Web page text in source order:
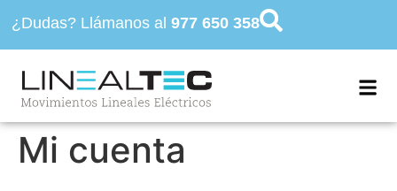
¿Dudas? Llámanos al 977 650 358
Mi cuenta